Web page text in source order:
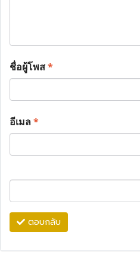
ชื่อผู้โพส*
อีเมล*
ตอบกลับ